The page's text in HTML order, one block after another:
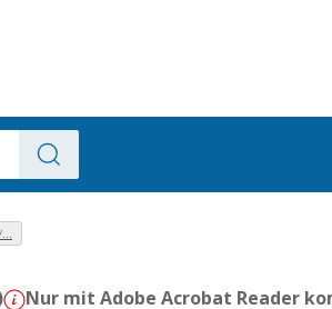
Nur mit Adobe Acrobat Reader